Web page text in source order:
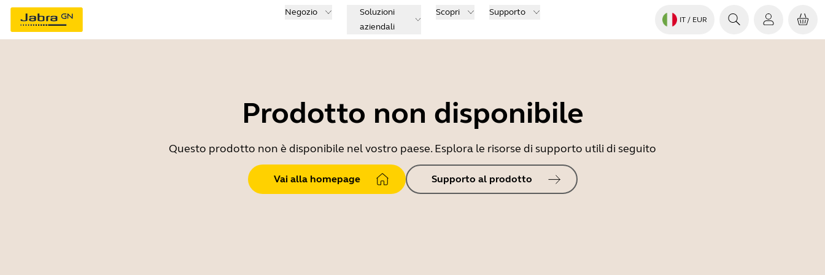
Negozio
Soluzioni
aziendali
Scopri Supporto
IT / EUR
Prodotto non disponibile
Questo prodotto non è disponibile nel vostro paese. Esplora le risorse di supporto utili di seguito
Vai alla homepage Supporto al prodotto